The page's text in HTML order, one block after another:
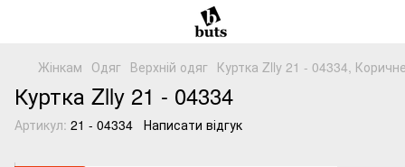
Жінкам Одяг Верхній одяг Куртка Zlly 21 - 04334,
Куртка Zlly 21 - 04334
Артикул: 21 - 04334 Написати відгук